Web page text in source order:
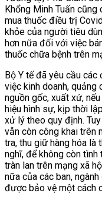
Khổng Minh Tuấn
mua thuốc điều trị
khỏe của người tiêu
hơn nữa đối với việc
thuốc chữa bệnh trên
Bộ Y tế đã yêu cầu
việc kinh doanh,
nguồn gốc, xuất xứ,
hiệu hình sự, kịp thời
xử lý theo quy định.
vẫn còn công khai trên
tra, thu giữ hàng hóa là
nghĩ, để không còn
tràn lan trên mạng xã
nữa của các ban,
được bảo vệ một cách